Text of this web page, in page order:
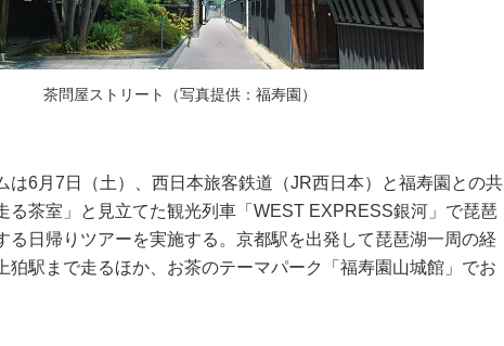
茶問屋ストリート（写真提供：福寿園）
6月7日（土）、西日本旅客鉄道（JR西日本）と福寿園との共
る茶室」と見立てた観光列車「WEST EXPRESS銀河」で琵琶
る日帰りツアーを実施する。京都駅を出発して琵琶湖一周の経
狛駅まで走るほか、お茶のテーマパーク「福寿園山城館」でお